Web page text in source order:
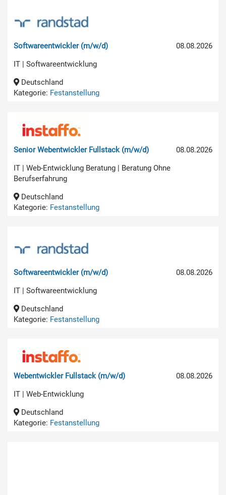
08.08.2026
Softwareentwickler (m/w/d)
IT | Softwareentwicklung
Deutschland
Kategorie: Festanstellung
08.08.2026
Senior Webentwickler Fullstack (m/w/d)
IT | Web-Entwicklung Beratung | Beratung Ohne
Berufserfahrung
Deutschland
Kategorie: Festanstellung
08.08.2026
Softwareentwickler (m/w/d)
IT | Softwareentwicklung
Deutschland
Kategorie: Festanstellung
08.08.2026
Webentwickler Fullstack (m/w/d)
IT | Web-Entwicklung
Deutschland
Kategorie: Festanstellung